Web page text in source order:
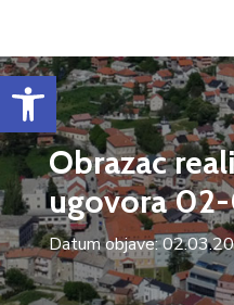
Open toolbar
Obrazac
ugovora
Datum objave: